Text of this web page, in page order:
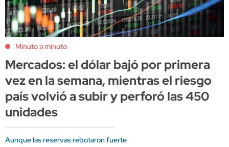
Minuto a minuto
Mercados: el dólar bajó por primera
vez en la semana, mientras el riesgo
país volvió a subir y perforó las 450
unidades
Aunque las reservas rebotaron fuerte